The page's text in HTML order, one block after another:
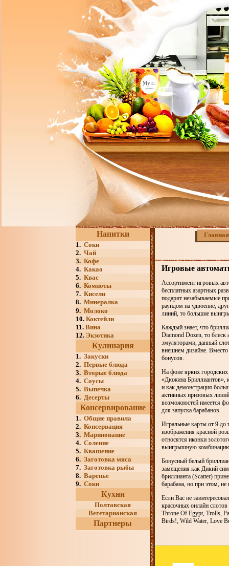
Напитки
1. Соки
2. Чай
3. Кофе
4. Какао
5. Квас
6. Компоты
7. Кисели
8. Минералка
9. Молоко
10. Коктейли
11. Вина
12. Экзотика
Кулинария
1. Закуски
2. Первые блюда
3. Вторые блюда
4. Соусы
5. Выпечка
6. Десерты
Консервирование
1. Общие правила
2. Консервация
3. Маринование
4. Соление
5. Квашение
6. Заготовка мяса
7. Заготовка рыбы
8. Варенье
9. Соки
Кухни
Полтавская
Вегетарианская
Партнеры
Главная
Игровые
Ассортимент игровых
бесплатных азартных
подарят незабываемые
раундом на удвоение,
линий, то большие
Каждый знает, что
Diamond Dozen, то
эмуляторами, данный
внешнем дизайне. Вместо
бонусов.
На фоне ярких
«Дюжина Бриллиантов»,
и как демонстрация
активных призовых
возможностей имеется
для запуска барабанов.
Игральные карты от 9 до
изображения красной
относятся иконки
выигрышную комбинацию
Бонусный белый
замещения как Дикий
бриллианта (Scatter)
барабана, но при этом,
Если Вас не
красочных онлайн
Throne Of Egypt, Trolls,
Birds!, Wild Water, Love